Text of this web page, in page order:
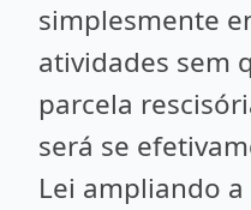
simplesmente
atividades sem
parcela
será se
Lei ampliando